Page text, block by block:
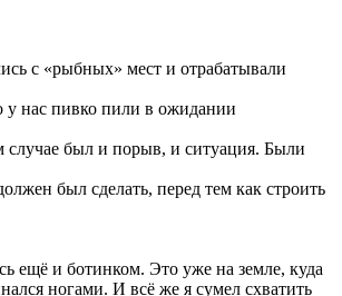
с «рыбных» мест и отрабатывали
у нас пивко пили в ожидании
случае был и порыв, и ситуация. Были
был сделать, перед тем как строить
ещё и ботинком. Это уже на земле, куда
ногами. И всё же я сумел схватить